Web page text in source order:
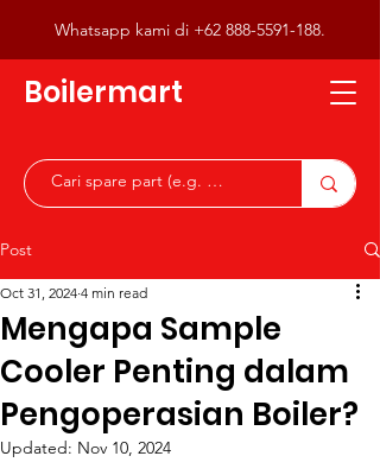
Whatsapp kami di +62 888-5591-188.
Boilermart
Post
Mengapa Sample
Cooler Penting dalam
Pengoperasian Boiler?
Oct 31, 2024 4 min read
Updated: Nov 10, 2024